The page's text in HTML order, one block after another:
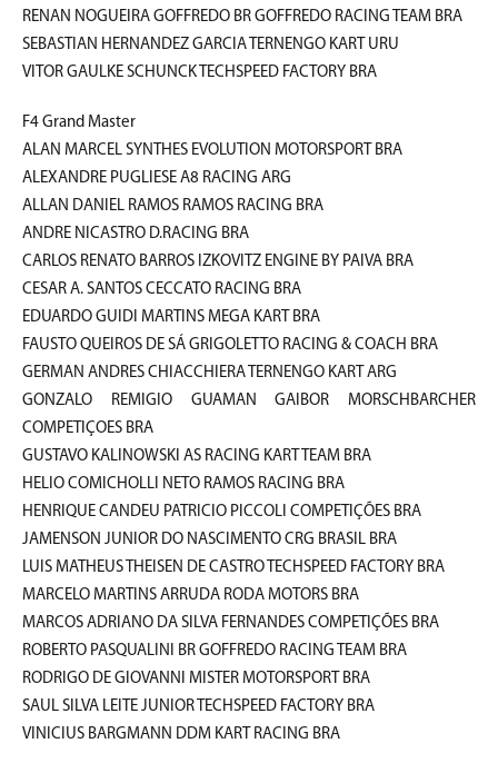
RENAN NOGUEIRA GOFFREDO BR GOFFREDO RACING TEAM BRA
SEBASTIAN HERNANDEZ GARCIA TERNENGO KART URU
VITOR GAULKE SCHUNCK TECHSPEED FACTORY BRA
F4 Grand Master
ALAN MARCEL SYNTHES EVOLUTION MOTORSPORT BRA
ALEXANDRE PUGLIESE A8 RACING ARG
ALLAN DANIEL RAMOS RAMOS RACING BRA
ANDRE NICASTRO D.RACING BRA
CARLOS RENATO BARROS IZKOVITZ ENGINE BY PAIVA BRA
CESAR A. SANTOS CECCATO RACING BRA
EDUARDO GUIDI MARTINS MEGA KART BRA
FAUSTO QUEIROS DE SÁ GRIGOLETTO RACING & COACH BRA
GERMAN ANDRES CHIACCHIERA TERNENGO KART ARG
GONZALO REMIGIO GUAMAN GAIBOR MORSCHBARCHER
COMPETIÇOES BRA
GUSTAVO KALINOWSKI AS RACING KART TEAM BRA
HELIO COMICHOLLI NETO RAMOS RACING BRA
HENRIQUE CANDEU PATRICIO PICCOLI COMPETIÇÕES BRA
JAMENSON JUNIOR DO NASCIMENTO CRG BRASIL BRA
LUIS MATHEUS THEISEN DE CASTRO TECHSPEED FACTORY BRA
MARCELO MARTINS ARRUDA RODA MOTORS BRA
MARCOS ADRIANO DA SILVA FERNANDES COMPETIÇÕES BRA
ROBERTO PASQUALINI BR GOFFREDO RACING TEAM BRA
RODRIGO DE GIOVANNI MISTER MOTORSPORT BRA
SAUL SILVA LEITE JUNIOR TECHSPEED FACTORY BRA
VINICIUS BARGMANN DDM KART RACING BRA